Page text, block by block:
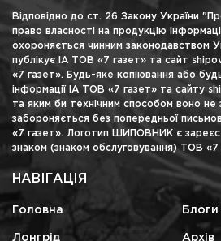
Відповідно до ст. 26 Закону України
право власності на продукцію
охороняється чинним законодавством
публікує ІА ТОВ «7 газет» та сайт
«7 газет». Будь-яке копіювання або
інформації ІА ТОВ «7 газет» та сайту
та яким би технічним способом воно не
забороняється без попередньої
«7 газет». Логотип ШИПОВНИК є
знаком (знаком обслуговування) ТОВ «7
НАВІГАЦІЯ
Головна Блоги
Лонгрід Архів